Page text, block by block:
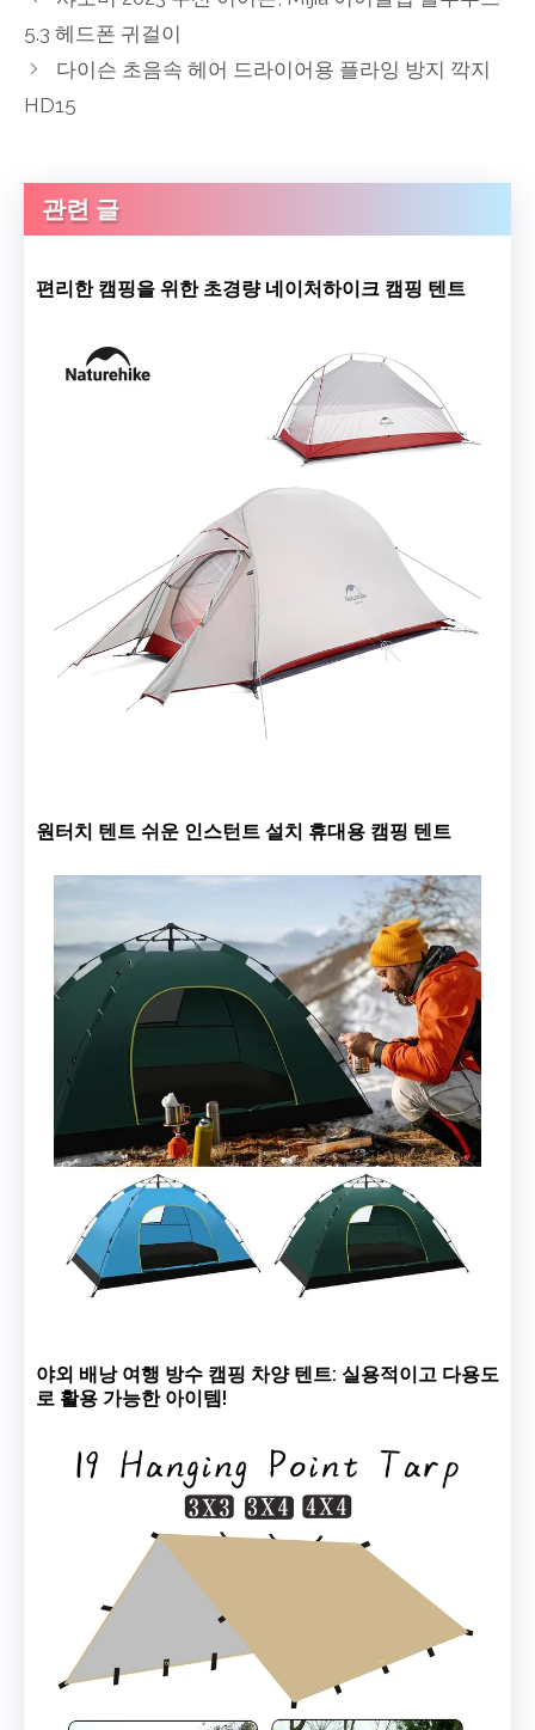
5.3 헤드폰 귀걸이
다이슨 초음속 헤어 드라이어용 플라잉 방지 깍지
HD15
관련 글
편리한 캠핑을 위한 초경량 네이처하이크 캠핑 텐트
원터치 텐트 쉬운 인스턴트 설치 휴대용 캠핑 텐트
야외 배낭 여행 방수 캠핑 차양 텐트: 실용적이고 다용도
로 활용 가능한 아이템!